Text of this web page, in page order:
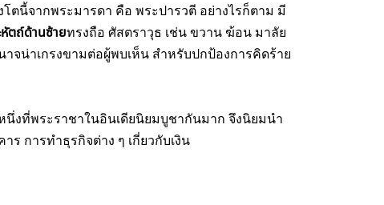
โตนี้จากพระมารดา คือ พระปารวตี อย่างไรก็ตาม มี
ตถ์ด้านซ้ายทรงถือ ศัสตราวุธ เช่น ขวาน ฆ้อน มาลัย
น่าเกรงขามต่อผู้พบเห็น สำหรับปกป้องการคิดร้าย
นึ่งที่พระราชาในอินเดียนิยมบูชากันมาก จึงนิยมนำ
การทำธุรกิจต่าง ๆ เกี่ยวกับเงิน